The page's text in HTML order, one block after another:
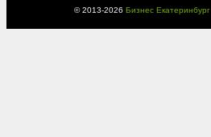
© 2013-2026 Бизнес Екатеринбург